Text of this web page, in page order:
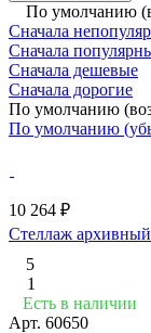
По умолчанию
Сначала
Сначала
Сначала дешевые
Сначала дорогие
По умолчанию
По умолчанию
10 264 ₽
Стеллаж
5
1
Есть в наличии
Арт. 60650